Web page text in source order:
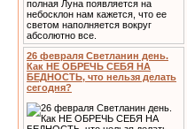
полная Луна появляется на
небосклон нам кажется, что ее
светом наполняется вокруг
абсолютно все.
26 февраля Светланин день.
Как НЕ ОБРЕЧЬ СЕБЯ НА
БЕДНОСТЬ, что нельзя делать
сегодня?